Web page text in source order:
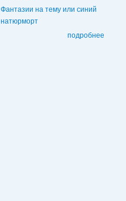
Фантазии на тему или синий
натюрморт
подробнее